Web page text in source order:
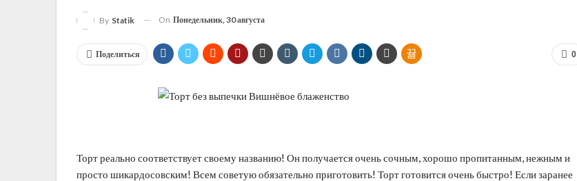
By Statik On Понедельник, 30 августа
0
Поделиться
Торт реально соответствует своему названию! Он получается очень сочным, хорошо пропитанным, нежным и
просто шикардосовским! Всем советую обязательно приготовить! Торт готовится очень быстро! Если заранее